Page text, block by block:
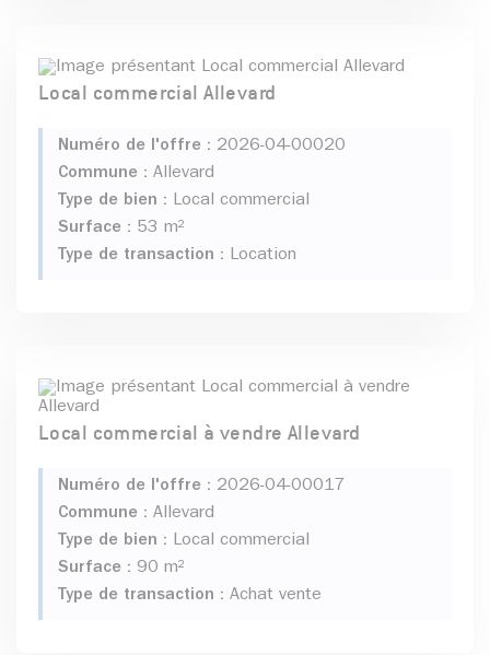
Local commercial Allevard
Numéro de l'offre : 2026-04-00020
Commune : Allevard
Type de bien : Local commercial
Surface : 53 m²
Type de transaction : Location
Local commercial à vendre Allevard
Numéro de l'offre : 2026-04-00017
Commune : Allevard
Type de bien : Local commercial
Surface : 90 m²
Type de transaction : Achat vente